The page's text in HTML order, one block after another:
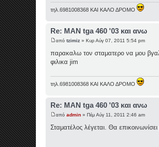
τηλ.6981008368 ΚΑΙ ΚΑΛΟ ΔΡΟΜΟ
Re: MAN tga 460 '03 και ανω
απόtzimiz » Κυρ Αύγ 07, 2011 5:54 pm
παρακαλω τον σταματερο να μου
φιλικα jim
τηλ.6981008368 ΚΑΙ ΚΑΛΟ ΔΡΟΜΟ
Re: MAN tga 460 '03 και ανω
απόadmin » Πέμ Αύγ 11, 2011 2:46 am
Σταματέλος λέγεται. Θα